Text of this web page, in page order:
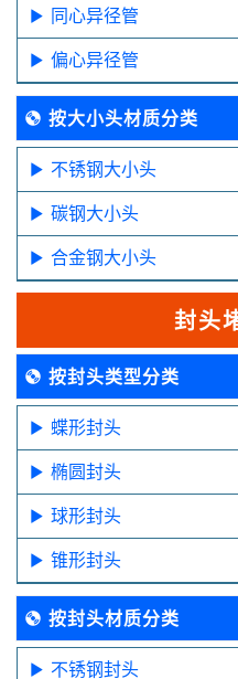
同心异径管
偏心异径管
按大小头材质分类
不锈钢大小头
碳钢大小头
合金钢大小头
封头
按封头类型分类
蝶形封头
椭圆封头
球形封头
锥形封头
按封头材质分类
不锈钢封头